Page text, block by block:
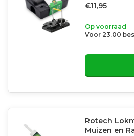
€11,95
Op voorraad
Voor 23.00
Rotech
Muizen en